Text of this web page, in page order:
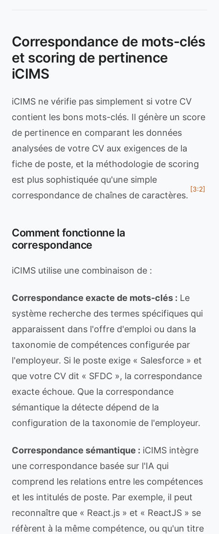
Correspondance de mots-clés
et scoring de pertinence
iCIMS
iCIMS ne vérifie pas simplement si votre CV
contient les bons mots-clés. Il génère un score
de pertinence en comparant les données
analysées de votre CV aux exigences de la
fiche de poste, et la méthodologie de scoring
est plus sophistiquée qu'une simple
correspondance de chaînes de caractères.
[3:2]
Comment fonctionne la
correspondance
iCIMS utilise une combinaison de :
Correspondance exacte de mots-clés : Le
système recherche des termes spécifiques qui
apparaissent dans l'offre d'emploi ou dans la
taxonomie de compétences configurée par
l'employeur. Si le poste exige « Salesforce » et
que votre CV dit « SFDC », la correspondance
exacte échoue. Que la correspondance
sémantique la détecte dépend de la
configuration de la taxonomie de l'employeur.
Correspondance sémantique : iCIMS intègre
une correspondance basée sur l'IA qui
comprend les relations entre les compétences
et les intitulés de poste. Par exemple, il peut
reconnaître que « React.js » et « ReactJS » se
réfèrent à la même compétence, ou qu'un titre